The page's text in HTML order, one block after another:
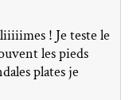
! Je teste le
les pieds
plates je